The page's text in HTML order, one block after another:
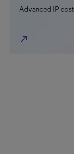
Advanced IP
north_east